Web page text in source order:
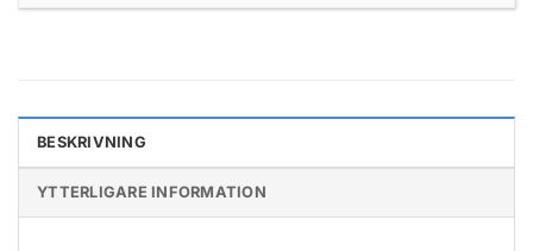
BESKRIVNING
YTTERLIGARE INFORMATION